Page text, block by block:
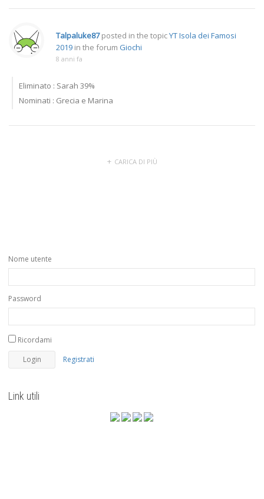
Talpaluke87posted in the topicYT Isola dei Famosi
2019 in the forum Giochi
8 anni fa
Eliminato : Sarah 39%
Nominati : Grecia e Marina
CARICA DI PIÙ
Nome utente
Password
Ricordami
Registrati
Link utili